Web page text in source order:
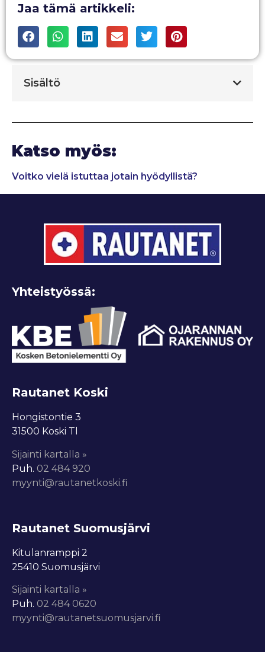
Jaa tämä artikkeli:
Sisältö
Katso myös:
Voitko vielä istuttaa jotain hyödyllistä?
Yhteistyössä:
Rautanet Koski
Hongistontie 3
31500 Koski Tl
Sijainti kartalla »
Puh. 02 484 920
myynti@rautanetkoski.fi
Rautanet Suomusjärvi
Kitulanramppi 2
25410 Suomusjärvi
Sijainti kartalla »
Puh. 02 484 0620
myynti@rautanetsuomusjarvi.fi